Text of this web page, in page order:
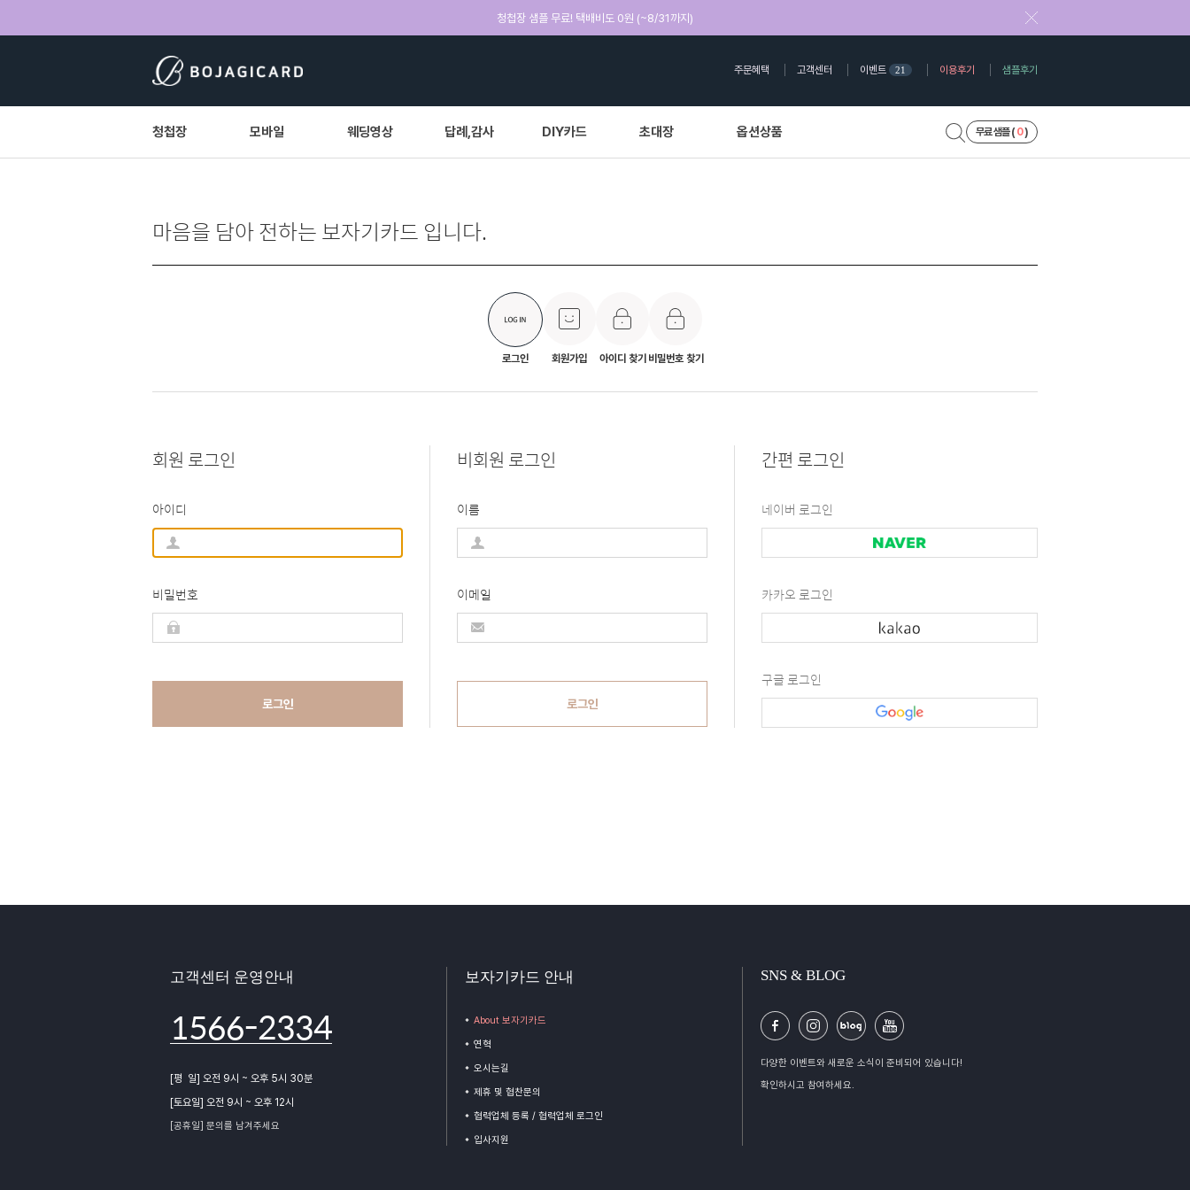
청첩장 샘플 무료! 택배비도 0원 (~8/31까지)
주문혜택 고객센터 이벤트 21 이용후기 샘플후기
청첩장 모바일 웨딩영상 답례,감사 DIY카드 초대장 옵션상품 무료 샘플 ( 0)
마음을 담아 전하는 보자기카드 입니다.
로그인 회원가입 아이디 찾기 비밀번호 찾기
회원 로그인
아이디
비밀번호
로그인
비회원 로그인
이름
이메일
로그인
간편 로그인
네이버 로그인
카카오 로그인
구글 로그인
고객센터 운영안내
1566-2334
[평 일] 오전 9시 ~ 오후 5시 30분
[토요일] 오전 9시 ~ 오후 12시
[공휴일] 문의를 남겨주세요
보자기카드 안내
About 보자기카드
연혁
오시는길
제휴 및 협찬문의
협력업체 등록 / 협력업체 로그인
입사지원
SNS & BLOG
다양한 이벤트와 새로운 소식이 준비되어 있습니다!
확인하시고 참여하세요.